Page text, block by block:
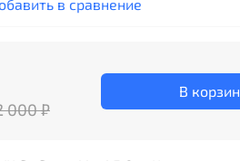
в сравнение
000 ₽
В